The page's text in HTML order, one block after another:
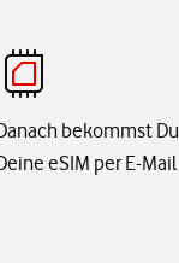
bekommst Du
eSIM per E-Mail